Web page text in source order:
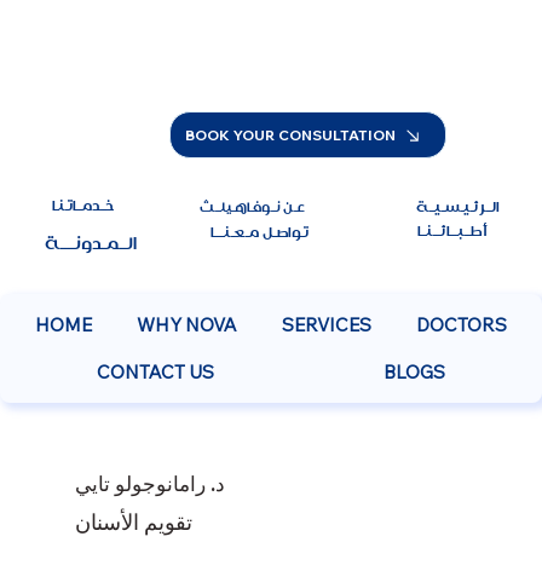
HOME WHY NOVA SERVICES DOCTORS
CONTACT US BLOGS
الــرئـيـسـيــة عـن نــوفـاهـيلــث
خــدمــاتـنـا
أطــبـــائـــنــا
تـواصـل مـعـنــــا الــمـدونــــة
BOOK YOUR CONSULTATION
د. رامانوجولو تايي
تقويم الأسنان